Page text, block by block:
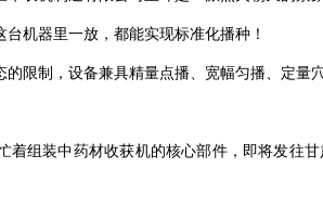
机器里一放，都能实现标准化播种！
限制，设备兼具精量点播、宽幅匀播、定
着组装中药材收获机的核心部件，即将发往